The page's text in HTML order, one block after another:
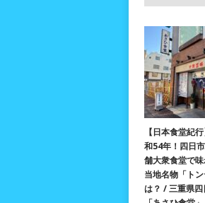
【日本食堂紀
和54年！四日
舗大衆食堂で
当地名物「ト
は？ / 三重県四